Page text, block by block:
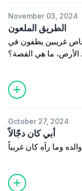
November 03, 2024
الطريق الملعون
غريبين يطفون في
الأرض، ما هي القصة؟
October 27, 2024
أبي كان دجّالاً
وما رآه كان غريباً